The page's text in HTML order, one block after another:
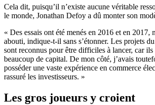
Cela dit, puisqu’il n’existe aucune véritable
le monde, Jonathan Defoy a dû monter son
« Des essais ont été menés en 2016 et en 2017,
abouti, indique-t-il sans s’étonner. Les projets
sont reconnus pour être difficiles à lancer, car ils
beaucoup de capital. De mon côté, j’avais
posséder une vaste expérience en commerce
rassuré les investisseurs. »
Les gros joueurs y croient